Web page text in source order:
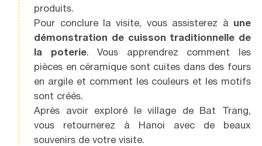
produits.
Pour conclure la visite, vous assisterez à une
démonstration de cuisson traditionnelle de
la poterie. Vous apprendrez comment les
pièces en céramique sont cuites dans des fours
en argile et comment les couleurs et les motifs
sont créés.
Après avoir exploré le village de Bat Trang,
vous retournerez à Hanoi avec de beaux
souvenirs de votre visite.